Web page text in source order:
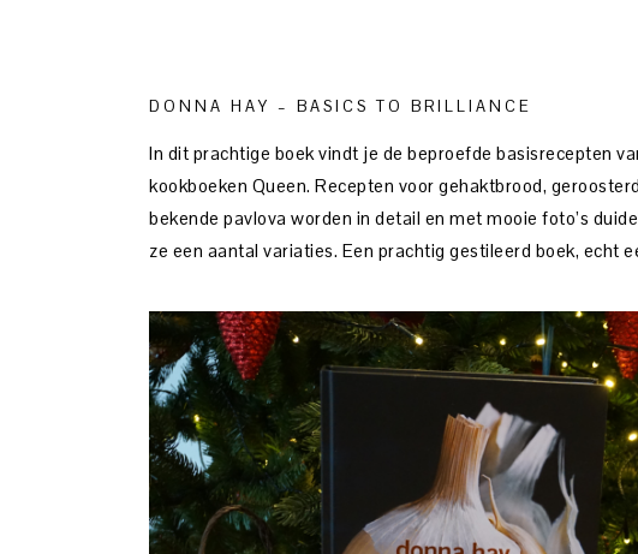
DONNA HAY – BASICS TO BRILLIANCE
In dit prachtige boek vindt je de beproefde basisrecepten
kookboeken Queen. Recepten voor gehaktbrood,
bekende pavlova worden in detail en met mooie foto’s
ze een aantal variaties. Een prachtig gestileerd boek, echt